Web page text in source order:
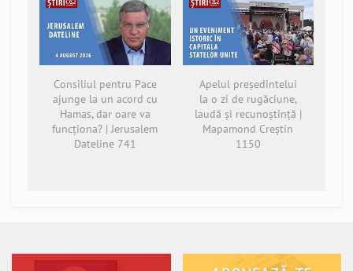
Consiliul pentru Pace
ajunge la un acord cu
Hamas, dar oare va
funcționa? | Jerusalem
Dateline 741
Apelul președintelui
la o zi de rugăciune,
laudă și recunoștință |
Mapamond Creștin
1150